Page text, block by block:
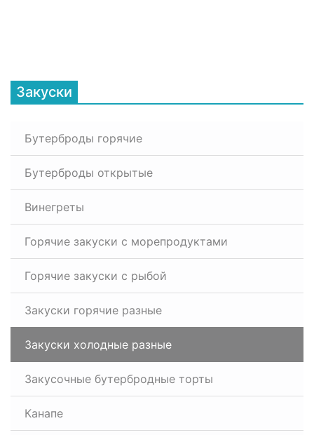
Закуски
Бутерброды горячие
Бутерброды открытые
Винегреты
Горячие закуски с морепродуктами
Горячие закуски с рыбой
Закуски горячие разные
Закуски холодные разные
Закусочные бутербродные торты
Канапе